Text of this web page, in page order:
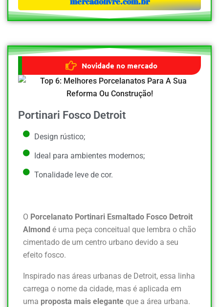
Novidade no mercado
Portinari Fosco Detroit
Design rústico;
Ideal para ambientes modernos;
Tonalidade leve de cor.
O Porcelanato Portinari Esmaltado Fosco Detroit
Almond é uma peça conceitual que lembra o chão
cimentado de um centro urbano devido a seu
efeito fosco.
Inspirado nas áreas urbanas de Detroit, essa linha
carrega o nome da cidade, mas é aplicada em
uma proposta mais elegante que a área urbana.